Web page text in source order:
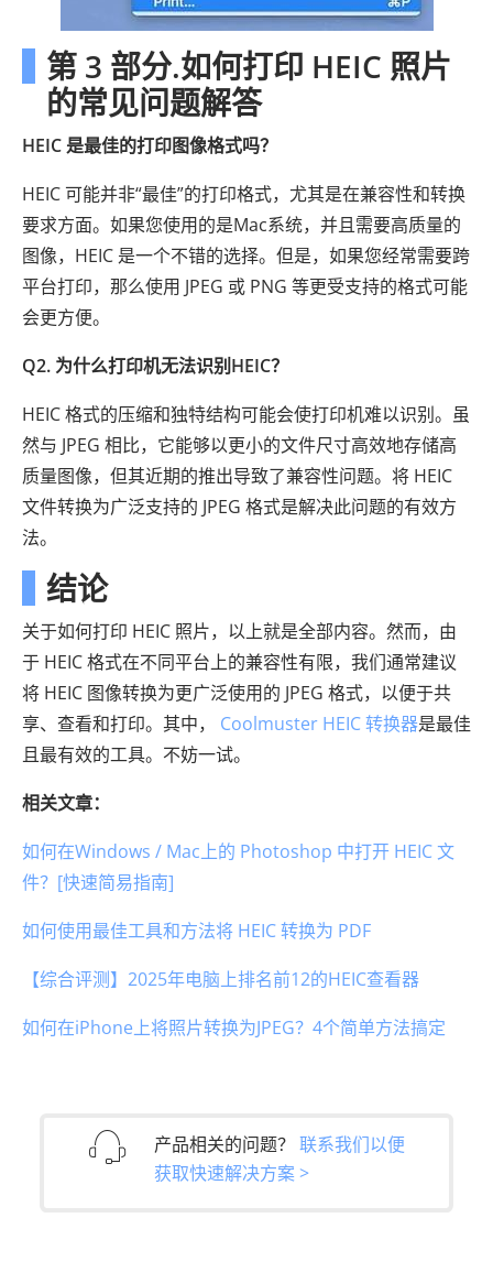
第 3 部分.如何打印 HEIC 照片
的常见问题解答
HEIC 是最佳的打印图像格式吗？
HEIC 可能并非“最佳”的打印格式，尤其是在兼容性和转换
要求方面。如果您使用的是Mac系统，并且需要高质量的
图像，HEIC 是一个不错的选择。但是，如果您经常需要跨
平台打印，那么使用 JPEG 或 PNG 等更受支持的格式可能
会更方便。
Q2. 为什么打印机无法识别HEIC？
HEIC 格式的压缩和独特结构可能会使打印机难以识别。虽
然与 JPEG 相比，它能够以更小的文件尺寸高效地存储高
质量图像，但其近期的推出导致了兼容性问题。将 HEIC
文件转换为广泛支持的 JPEG 格式是解决此问题的有效方
法。
结论
关于如何打印 HEIC 照片，以上就是全部内容。然而，由
于 HEIC 格式在不同平台上的兼容性有限，我们通常建议
将 HEIC 图像转换为更广泛使用的 JPEG 格式，以便于共
享、查看和打印。其中， Coolmuster HEIC 转换器是最佳
且最有效的工具。不妨一试。
相关文章：
如何在Windows / Mac上的 Photoshop 中打开 HEIC 文
件？[快速简易指南]
如何使用最佳工具和方法将 HEIC 转换为 PDF
【综合评测】2025年电脑上排名前12的HEIC查看器
如何在iPhone上将照片转换为JPEG？4个简单方法搞定
产品相关的问题？ 联系我们以便
获取快速解决方案 >